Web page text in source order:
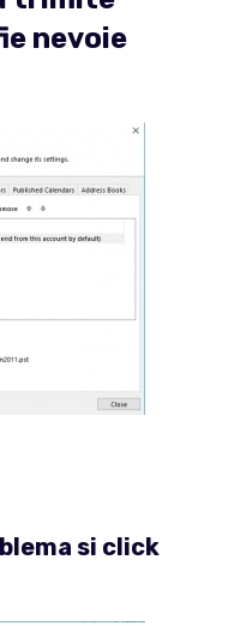
nevoie
si click